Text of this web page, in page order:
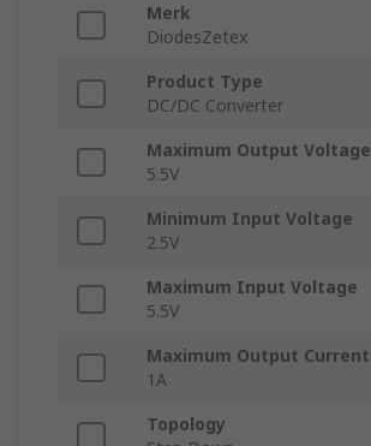
Merk
DiodesZetex
Product Type
DC/DC Converter
Maximum Output Voltage
5.5V
Minimum Input Voltage
2.5V
Maximum Input Voltage
5.5V
Maximum Output Current
1A
Topology